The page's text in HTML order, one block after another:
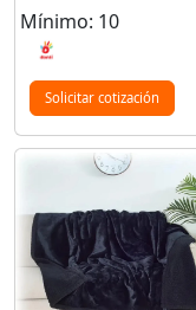
Mínimo: 10
Solicitar cotización